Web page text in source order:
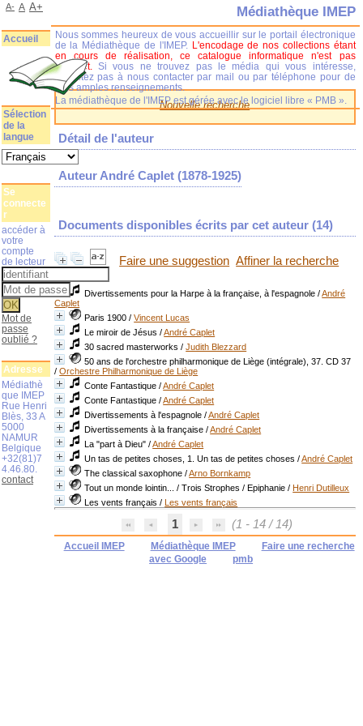
Nouvelle recherche
Détail de l'auteur
Auteur André Caplet (1878-1925)
Documents disponibles écrits par cet auteur (14)
Faire une suggestion Affiner la recherche
Divertissements pour la Harpe à la française, à l'espagnole /André
Caplet
Paris 1900 /Vincent Lucas
Le miroir de Jésus /André Caplet
30 sacred masterworks /Judith Blezzard
50 ans de l'orchestre philharmonique de Liège (intégrale), 37. CD 37
/Orchestre Philharmonique de Liège
Conte Fantastique /André Caplet
Conte Fantastique /André Caplet
Divertissements à l'espagnole /André Caplet
Divertissements à la française /André Caplet
La "part à Dieu" /André Caplet
Un tas de petites choses, 1. Un tas de petites choses /André Caplet
The classical saxophone /Arno Bornkamp
Tout un monde lointin... / Trois Strophes / Epiphanie /Henri Dutilleux
Les vents français /Les vents français
1 (1 - 14 / 14)
Accueil IMEP Médiathèque IMEP
Faire une recherche
avec Google
pmb
Médiathèque IMEP
Nous sommes heureux de vous accueillir sur le portail électronique
de la Médiathèque de l'IMEP. L'encodage de nos collections étant
en cours de réalisation, ce catalogue informatique n'est pas
complet.
Si vous ne trouvez pas le média qui vous intéresse,
n'hésitez pas à nous contacter par mail ou par téléphone pour de
plus amples renseignements.
La médiathèque de l'IMEP est gérée avec le logiciel libre « PMB ».
A- A A+
Accueil
Sélection
de la
langue
Se
connecte
r
accéder à
votre
compte
de lecteur
Mot de
passe
oublié ?
Adresse
Médiathè
que IMEP
Rue Henri
Blès, 33 A
5000
NAMUR
Belgique
+32(81)7
4.46.80.
contact